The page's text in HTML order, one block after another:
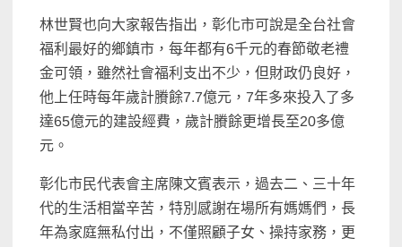
林世賢也向大家報告指出，彰化市可說是全台社會
福利最好的鄉鎮市，每年都有6千元的春節敬老禮
金可領，雖然社會福利支出不少，但財政仍良好，
他上任時每年歲計賸餘7.7億元，7年多來投入了多
達65億元的建設經費，歲計賸餘更增長至20多億
元。
彰化市民代表會主席陳文賓表示，過去二、三十年
代的生活相當辛苦，特別感謝在場所有媽媽們，長
年為家庭無私付出，不僅照顧子女、操持家務，更